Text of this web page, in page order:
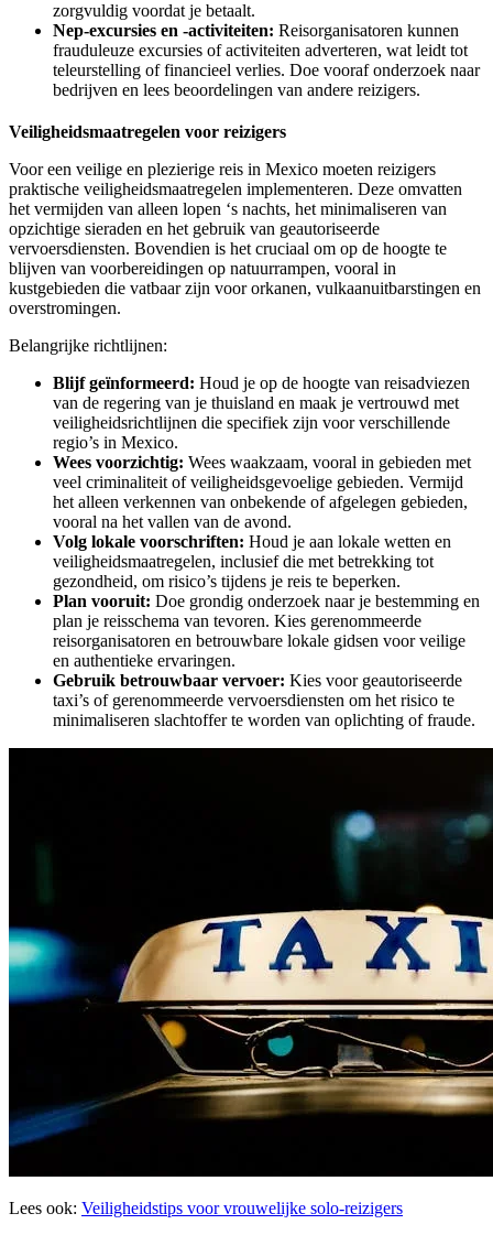
zorgvuldig voordat je betaalt.
Nep-excursies en -activiteiten: Reisorganisatoren kunnen
frauduleuze excursies of activiteiten adverteren, wat leidt tot
teleurstelling of financieel verlies. Doe vooraf onderzoek naar
bedrijven en lees beoordelingen van andere reizigers.
Veiligheidsmaatregelen voor reizigers
Voor een veilige en plezierige reis in Mexico moeten reizigers
praktische veiligheidsmaatregelen implementeren. Deze omvatten
het vermijden van alleen lopen ‘s nachts, het minimaliseren van
opzichtige sieraden en het gebruik van geautoriseerde
vervoersdiensten. Bovendien is het cruciaal om op de hoogte te
blijven van voorbereidingen op natuurrampen, vooral in
kustgebieden die vatbaar zijn voor orkanen, vulkaanuitbarstingen en
overstromingen.
Belangrijke richtlijnen:
Blijf geïnformeerd: Houd je op de hoogte van reisadviezen
van de regering van je thuisland en maak je vertrouwd met
veiligheidsrichtlijnen die specifiek zijn voor verschillende
regio’s in Mexico.
Wees voorzichtig: Wees waakzaam, vooral in gebieden met
veel criminaliteit of veiligheidsgevoelige gebieden. Vermijd
het alleen verkennen van onbekende of afgelegen gebieden,
vooral na het vallen van de avond.
Volg lokale voorschriften: Houd je aan lokale wetten en
veiligheidsmaatregelen, inclusief die met betrekking tot
gezondheid, om risico’s tijdens je reis te beperken.
Plan vooruit: Doe grondig onderzoek naar je bestemming en
plan je reisschema van tevoren. Kies gerenommeerde
reisorganisatoren en betrouwbare lokale gidsen voor veilige
en authentieke ervaringen.
Gebruik betrouwbaar vervoer: Kies voor geautoriseerde
taxi’s of gerenommeerde vervoersdiensten om het risico te
minimaliseren slachtoffer te worden van oplichting of fraude.
Lees ook: Veiligheidstips voor vrouwelijke solo-reizigers